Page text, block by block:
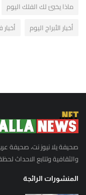
ماذا يخبئ لك الفلك اليوم
أخبار الأبراج اليوم
صحيفة يلا نيوز نت، صحيفة
والثقافية وتتابع الاحداث
المنشورات الرائجة